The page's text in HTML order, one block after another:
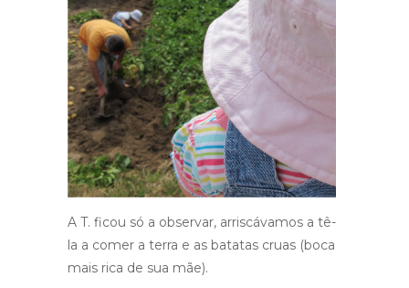
A T. ficou só a observar, arriscávamos a tê-
la a comer a terra e as batatas cruas (boca
mais rica de sua mãe).